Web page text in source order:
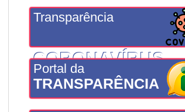
Transparência
CORONAVÍRUS
Portal da
TRANSPARÊNCIA